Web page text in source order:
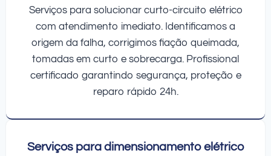
Serviços para solucionar curto-circuito elétrico
com atendimento imediato. Identificamos a
origem da falha, corrigimos fiação queimada,
tomadas em curto e sobrecarga. Profissional
certificado garantindo segurança, proteção e
reparo rápido 24h.
Serviços para dimensionamento elétrico